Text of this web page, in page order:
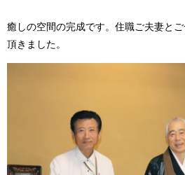
癒しの空間の完成です。住職ご夫妻と
頂きました。